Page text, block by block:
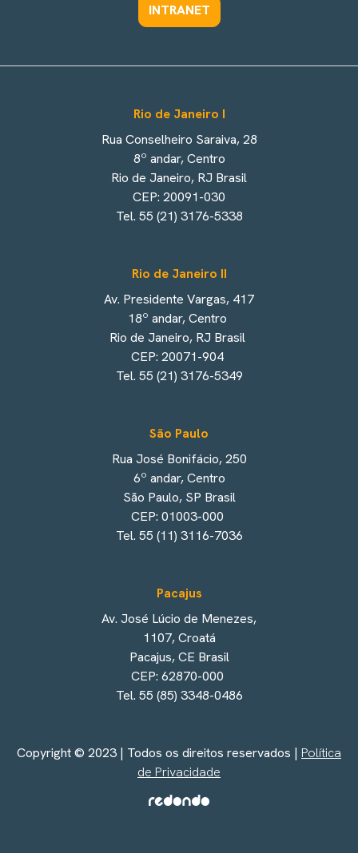
INTRANET
Rio de Janeiro I
Rua Conselheiro Saraiva, 28
8º andar, Centro
Rio de Janeiro, RJ Brasil
CEP: 20091-030
Tel. 55 (21) 3176-5338
Rio de Janeiro II
Av. Presidente Vargas, 417
18º andar, Centro
Rio de Janeiro, RJ Brasil
CEP: 20071-904
Tel. 55 (21) 3176-5349
São Paulo
Rua José Bonifácio, 250
6º andar, Centro
São Paulo, SP Brasil
CEP: 01003-000
Tel. 55 (11) 3116-7036
Pacajus
Av. José Lúcio de Menezes,
1107, Croatá
Pacajus, CE Brasil
CEP: 62870-000
Tel. 55 (85) 3348-0486
Copyright © 2023 | Todos os direitos reservados | Política
de Privacidade